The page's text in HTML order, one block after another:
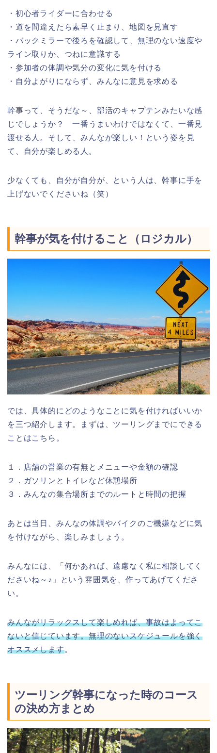
・初心者ライダーに合わせる
・道を間違えたら素早く止まり、地図を見直す
・バックミラーで後ろを確認して、無理のない速度や
ライン取りか、つねに意識する
・参加者の体調や気分の変化に気を付ける
・自分よがりにならず、みんなに意見を求める
幹事って、そうだな～、部活のキャプテンみたいな感
じでしょうか？ 一番うまいわけではなくて、一番見
渡せる人。そして、みんなが楽しい！という姿を見
て、自分が楽しめる人。
少なくても、自分が自分が、という人は、幹事に手を
上げないでくださいね（笑）
幹事が気を付けること（ロジカル）
では、具体的にどのようなことに気を付ければいいか
を三つ紹介します。まずは、ツーリングまでにできる
ことはこちら。
１．店舗の営業の有無とメニューや金額の確認
２．ガソリンとトイレなど休憩場所
３．みんなの集合場所までのルートと時間の把握
あとは当日、みんなの体調やバイクのご機嫌などに気
を付けながら、楽しみましょう。
みんなには、「何かあれば、遠慮なく私に相談してく
ださいね～♪」という雰囲気を、作ってあげてくださ
い。
みんながリラックスして楽しめれば、事故はよってこ
ないと信じています。無理のないスケジュールを強く
オススメします。
ツーリング幹事になった時のコース
の決め方まとめ